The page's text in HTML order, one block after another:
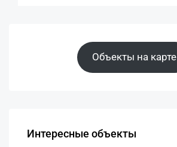
Объекты на карте
Интересные объекты